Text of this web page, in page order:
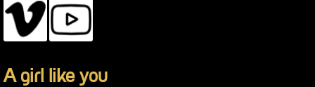
A girl like you